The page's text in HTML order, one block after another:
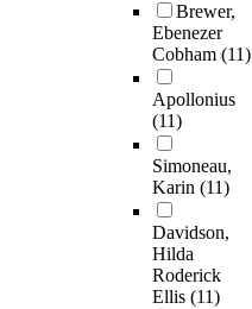
Brewer,
Ebenezer
Cobham (11)
Apollonius
(11)
Simoneau,
Karin (11)
Davidson,
Hilda
Roderick
Ellis (11)